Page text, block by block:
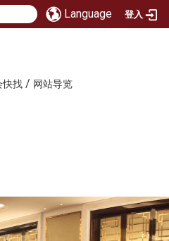
Language 登入
快找 / 网站导览